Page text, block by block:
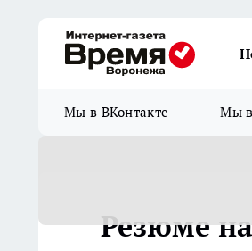
Мы в ВКонтакте Мы
Резюме